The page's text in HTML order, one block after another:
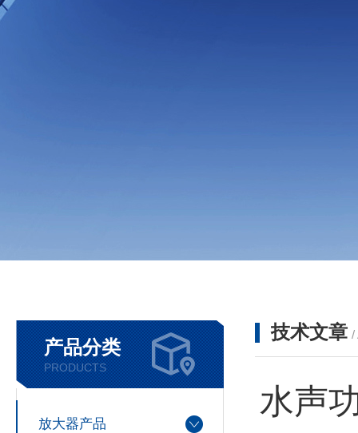
产品分类
PRODUCTS
放大器产品
技术文章 /
水声